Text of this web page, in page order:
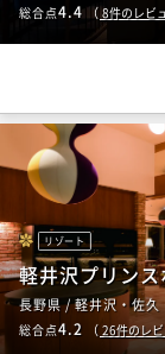
総合点4.4（ 8件のレビ
リゾート
軽井沢プリン
長野県 / 軽井沢・佐久
総合点4.2 （ 26件のレ